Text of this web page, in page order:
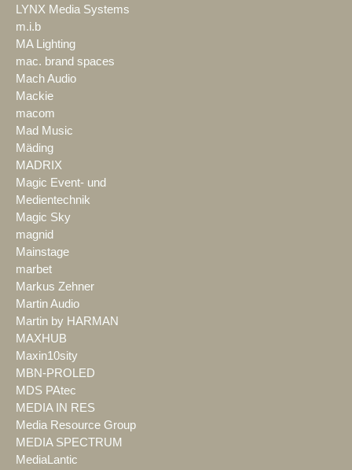
LYNX Media Systems
m.i.b
MA Lighting
mac. brand spaces
Mach Audio
Mackie
macom
Mad Music
Mäding
MADRIX
Magic Event- und
Medientechnik
Magic Sky
magnid
Mainstage
marbet
Markus Zehner
Martin Audio
Martin by HARMAN
MAXHUB
Maxin10sity
MBN-PROLED
MDS PAtec
MEDIA IN RES
Media Resource Group
MEDIA SPECTRUM
MediaLantic